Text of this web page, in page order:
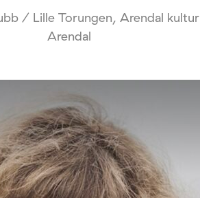
/ Lille Torungen, Arendal
Arendal